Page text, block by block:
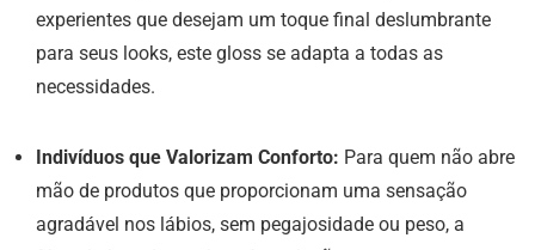
experientes que desejam um toque final deslumbrante
para seus looks, este gloss se adapta a todas as
necessidades.
Indivíduos que Valorizam Conforto: Para quem não abre
mão de produtos que proporcionam uma sensação
agradável nos lábios, sem pegajosidade ou peso, a